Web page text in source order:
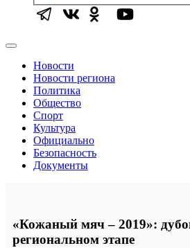
Новости
Новости региона
Политика
Общество
Спорт
Культура
Официально
Безопасность
Документы
«Кожаный мяч – 2019»:
региональном этапе